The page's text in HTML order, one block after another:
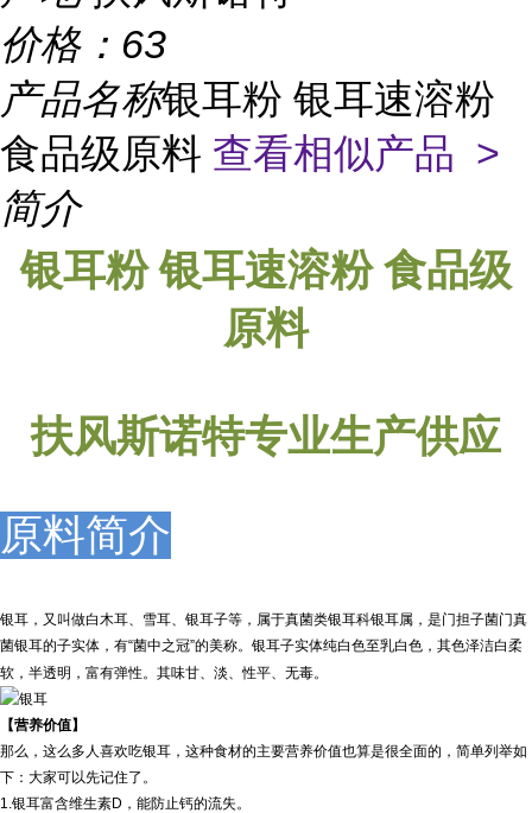
价格： 63
产品名称银耳粉 银耳速溶粉
食品级原料 查看相似产品 >
简介
银耳粉银耳速溶粉 食品级
原料
扶风斯诺特专业生产供应
原料简介
银耳，又叫做白木耳、雪耳、银耳子等，属于真菌类银耳科银耳属，是门担子菌门真
菌银耳的子实体，有“菌中之冠”的美称。银耳子实体纯白色至乳白色，其色泽洁白柔
软，半透明，富有弹性。其味甘、淡、性平、无毒。
【营养价值】
那么，这么多人喜欢吃银耳，这种食材的主要营养价值也算是很全面的，简单列举如
下：大家可以先记住了。
1.银耳富含维生素D，能防止钙的流失。